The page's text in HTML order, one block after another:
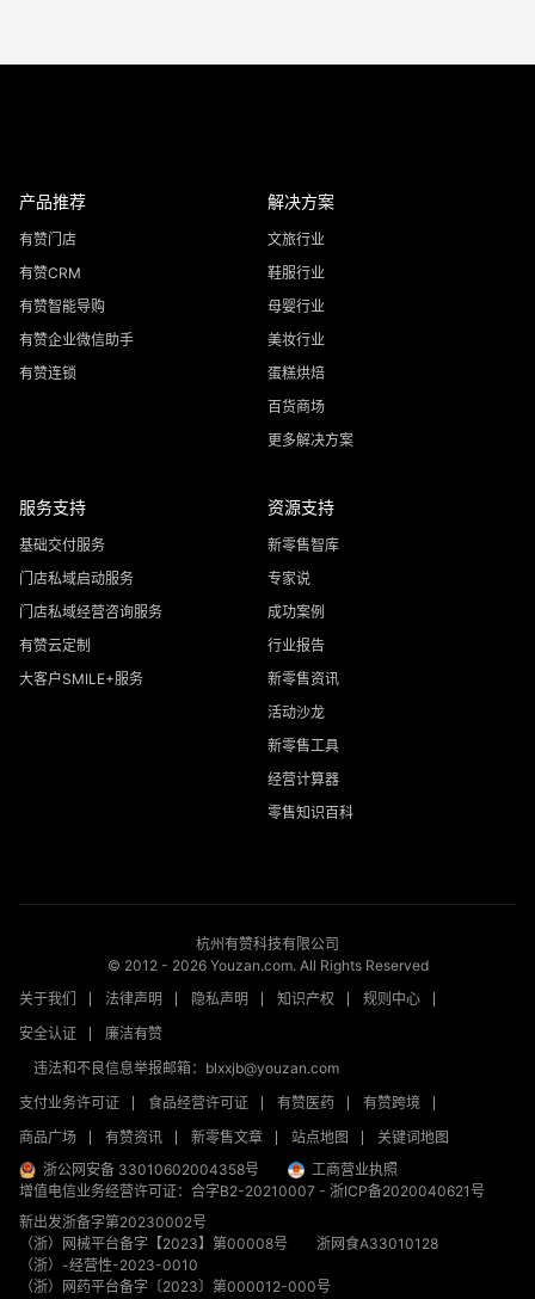
产品推荐
有赞门店
有赞CRM
有赞智能导购
有赞企业微信助手
有赞连锁
解决方案
文旅行业
鞋服行业
母婴行业
美妆行业
蛋糕烘焙
百货商场
更多解决方案
服务支持
基础交付服务
门店私域启动服务
门店私域经营咨询服务
有赞云定制
大客户SMILE+服务
资源支持
新零售智库
专家说
成功案例
行业报告
新零售资讯
活动沙龙
新零售工具
经营计算器
零售知识百科
杭州有赞科技有限公司
© 2012 - 2026Youzan.com. All Rights Reserved
关于我们
法律声明 隐私声明 知识产权
规则中心
安全认证
廉洁有赞
违法和不良信息举报邮箱：blxxjb@youzan.com
支付业务许可证
食品经营许可证 有赞医药
有赞跨境
商品广场
有赞资讯 新零售文章 站点地图
关键词地图
浙公网安备 33010602004358号
工商营业执照
增值电信业务经营许可证：合字B2-20210007 - 浙ICP备2020040621号
新出发浙备字第20230002号
（浙）网械平台备字【2023】第00008号
浙网食A33010128
（浙）-经营性-2023-0010
（浙）网药平台备字〔2023〕第000012-000号